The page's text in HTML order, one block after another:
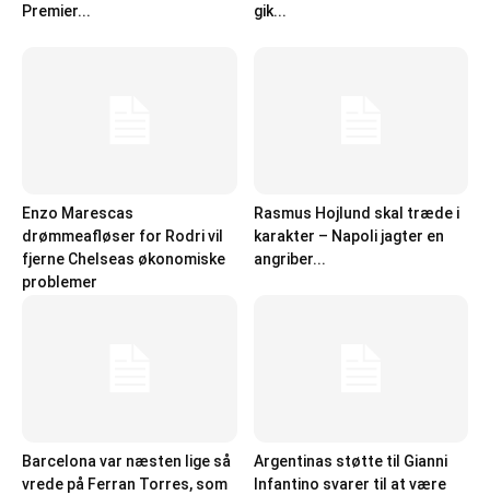
Premier...
gik...
Enzo Marescas
drømmeafløser for Rodri vil
fjerne Chelseas økonomiske
problemer
Rasmus Hojlund skal træde i
karakter – Napoli jagter en
angriber...
Barcelona var næsten lige så
vrede på Ferran Torres, som
Argentinas støtte til Gianni
Infantino svarer til at være